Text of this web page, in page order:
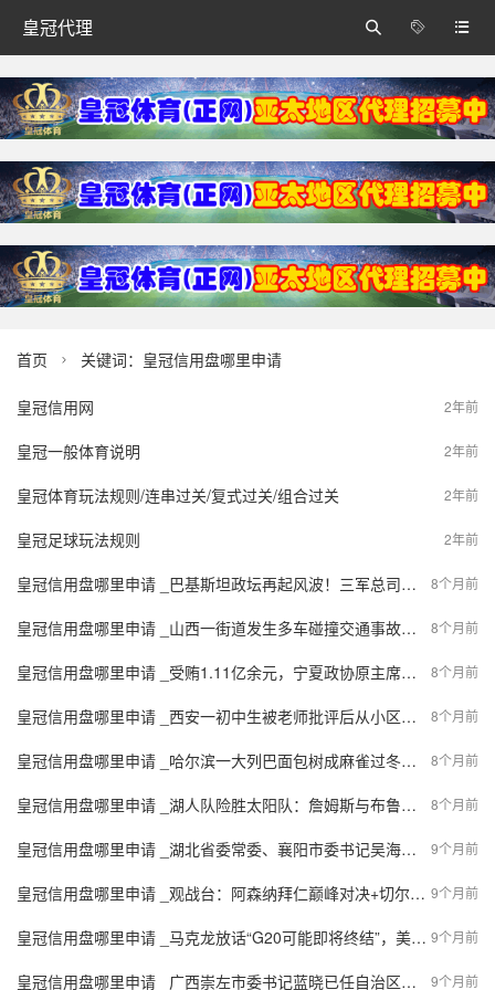
皇冠代理 


首页  关键词：皇冠信用盘哪里申请
2年前
皇冠信用网
2年前
皇冠一般体育说明
2年前
皇冠体育玩法规则/连串过关/复式过关/组合过关
2年前
皇冠足球玩法规则
8个月前
皇冠信用盘哪里申请 _巴基斯坦政坛再起风波！三军总司令手握大权，果断对内发动“铁腕清洗”
8个月前
皇冠信用盘哪里申请 _山西一街道发生多车碰撞交通事故，致多车受损！肇事司机被警方控制，事故具体原因还在进一步调查中
8个月前
皇冠信用盘哪里申请 _受贿1.11亿余元，宁夏政协原主席齐同生73岁被判死缓
8个月前
皇冠信用盘哪里申请 _西安一初中生被老师批评后从小区跳楼身亡，家属状告物业公司索赔90万，法院判了
8个月前
皇冠信用盘哪里申请 _哈尔滨一大列巴面包树成麻雀过冬粮仓，设计师：一百多个面包做成，已有两年
8个月前
皇冠信用盘哪里申请 _湖人队险胜太阳队：詹姆斯与布鲁克斯的竞争再度升级
9个月前
皇冠信用盘哪里申请 _湖北省委常委、襄阳市委书记吴海涛：务本务实 真抓实干 奋力打造中西部发展的区域性中心城市
9个月前
皇冠信用盘哪里申请 _观战台：阿森纳拜仁巅峰对决+切尔西碰巴萨 巴黎再战热刺
9个月前
皇冠信用盘哪里申请 _马克龙放话“G20可能即将终结”，美媒开嘲：悲剧预言家
9个月前
皇冠信用盘哪里申请 _广西崇左市委书记蓝晓已任自治区政府党组成员